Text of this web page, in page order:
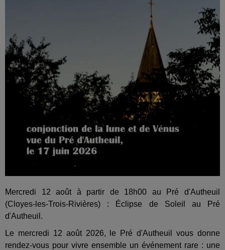
Mercredi 12 août à partir de 18h00 au Pré d'Autheuil
(Cloyes-les-Trois-Rivières) : Éclipse de Soleil au Pré
d'Autheuil.
Le mercredi 12 août 2026, le Pré d'Autheuil vous donne
rendez-vous pour vivre ensemble un événement rare : une